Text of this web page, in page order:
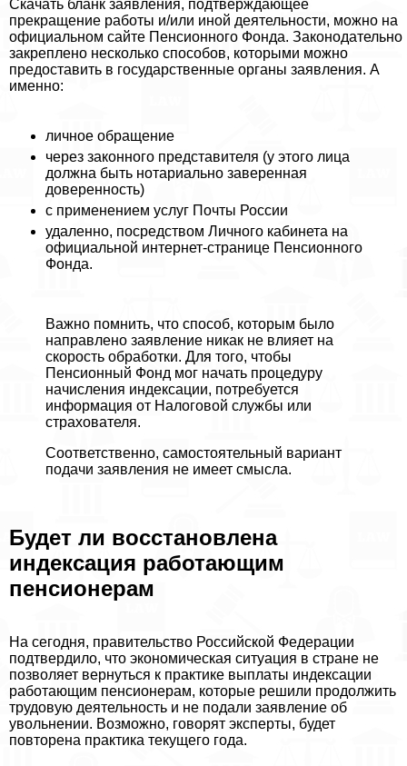
Скачать бланк заявления, подтверждающее
прекращение работы и/или иной деятельности, можно на
официальном сайте Пенсионного Фонда. Законодательно
закреплено несколько способов, которыми можно
предоставить в государственные органы заявления. А
именно:
личное обращение
через законного представителя (у этого лица
должна быть нотариально заверенная
доверенность)
с применением услуг Почты России
удаленно, посредством Личного кабинета на
официальной интернет-странице Пенсионного
Фонда.
Важно помнить, что способ, которым было
направлено заявление никак не влияет на
скорость обработки. Для того, чтобы
Пенсионный Фонд мог начать процедуру
начисления индексации, потребуется
информация от Налоговой службы или
страхователя.
Соответственно, самостоятельный вариант
подачи заявления не имеет смысла.
Будет ли восстановлена
индексация работающим
пенсионерам
На сегодня, правительство Российской Федерации
подтвердило, что экономическая ситуация в стране не
позволяет вернуться к пpaктике выплаты индексации
работающим пенсионерам, которые решили продолжить
трудовую деятельность и не подали заявление об
увольнении. Возможно, говорят эксперты, будет
повторена пpaктика текущего года.